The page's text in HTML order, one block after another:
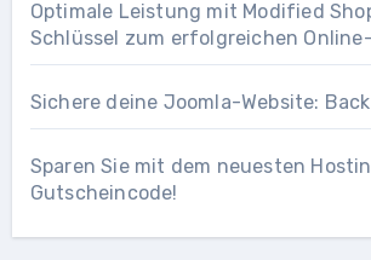
Optimale Leistung mit Modified
Schlüssel zum erfolgreichen
Sichere deine Joomla-Website:
Sparen Sie mit dem neuesten
Gutscheincode!